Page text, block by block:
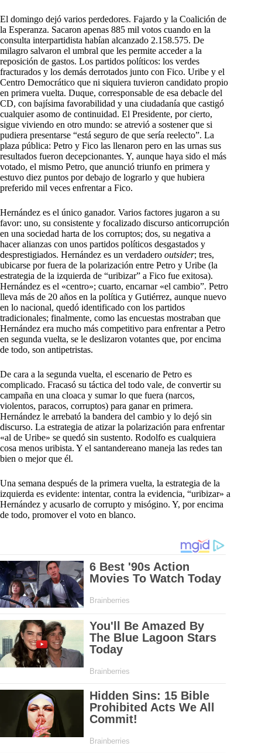
El domingo dejó varios perdedores. Fajardo y la Coalición de
la Esperanza. Sacaron apenas 885 mil votos cuando en la
consulta interpartidista habían alcanzado 2.158.575. De
milagro salvaron el umbral que les permite acceder a la
reposición de gastos. Los partidos políticos: los verdes
fracturados y los demás derrotados junto con Fico. Uribe y el
Centro Democrático que ni siquiera tuvieron candidato propio
en primera vuelta. Duque, corresponsable de esa debacle del
CD, con bajísima favorabilidad y una ciudadanía que castigó
cualquier asomo de continuidad. El Presidente, por cierto,
sigue viviendo en otro mundo: se atrevió a sostener que si
pudiera presentarse “está seguro de que sería reelecto”. La
plaza pública: Petro y Fico las llenaron pero en las urnas sus
resultados fueron decepcionantes. Y, aunque haya sido el más
votado, el mismo Petro, que anunció triunfo en primera y
estuvo diez puntos por debajo de lograrlo y que hubiera
preferido mil veces enfrentar a Fico.
Hernández es el único ganador. Varios factores jugaron a su
favor: uno, su consistente y focalizado discurso anticorrupción
en una sociedad harta de los corruptos; dos, su negativa a
hacer alianzas con unos partidos políticos desgastados y
desprestigiados. Hernández es un verdadero outsider; tres,
ubicarse por fuera de la polarización entre Petro y Uribe (la
estrategia de la izquierda de “uribizar” a Fico fue exitosa).
Hernández es el «centro»; cuarto, encarnar «el cambio”. Petro
lleva más de 20 años en la política y Gutiérrez, aunque nuevo
en lo nacional, quedó identificado con los partidos
tradicionales; finalmente, como las encuestas mostraban que
Hernández era mucho más competitivo para enfrentar a Petro
en segunda vuelta, se le deslizaron votantes que, por encima
de todo, son antipetristas.
De cara a la segunda vuelta, el escenario de Petro es
complicado. Fracasó su táctica del todo vale, de convertir su
campaña en una cloaca y sumar lo que fuera (narcos,
violentos, paracos, corruptos) para ganar en primera.
Hernández le arrebató la bandera del cambio y lo dejó sin
discurso. La estrategia de atizar la polarización para enfrentar
«al de Uribe» se quedó sin sustento. Rodolfo es cualquiera
cosa menos uribista. Y el santandereano maneja las redes tan
bien o mejor que él.
Una semana después de la primera vuelta, la estrategia de la
izquierda es evidente: intentar, contra la evidencia, “uribizar» a
Hernández y acusarlo de corrupto y misógino. Y, por encima
de todo, promover el voto en blanco.